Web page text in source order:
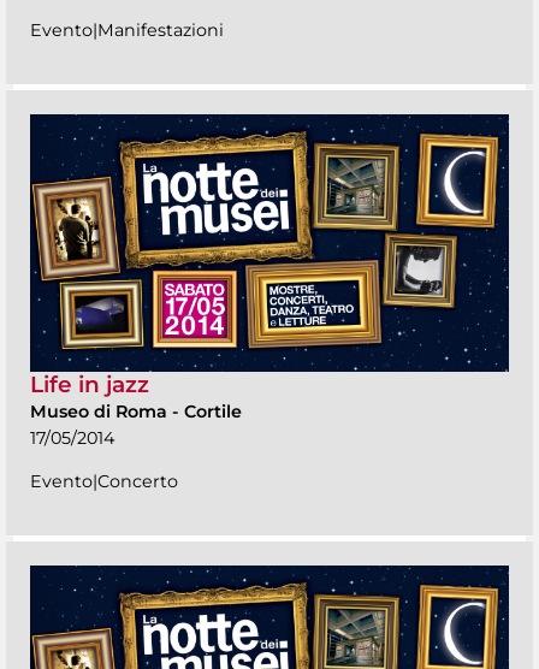
Evento|Manifestazioni
Life in jazz
Museo di Roma - Cortile
17/05/2014
Evento|Concerto